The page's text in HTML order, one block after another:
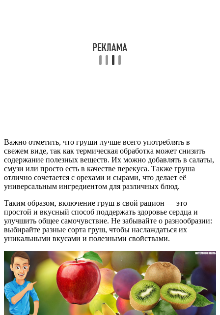
Важно отметить, что груши лучше всего употреблять в
свежем виде, так как термическая обработка может снизить
содержание полезных веществ. Их можно добавлять в салаты,
смузи или просто есть в качестве перекуса. Также груша
отлично сочетается с орехами и сырами, что делает её
универсальным ингредиентом для различных блюд.
Таким образом, включение груш в свой рацион — это
простой и вкусный способ поддержать здоровье сердца и
улучшить общее самочувствие. Не забывайте о разнообразии:
выбирайте разные сорта груш, чтобы наслаждаться их
уникальными вкусами и полезными свойствами.